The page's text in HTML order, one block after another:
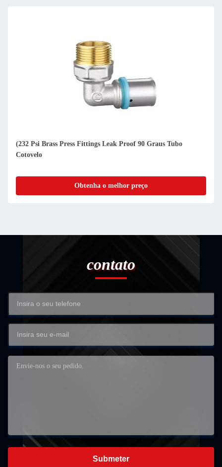
(232 Psi Brass Press Fittings Leak Proof 90 Graus Tubo
Cotovelo
Obtenha o melhor preço
contato
Submeter